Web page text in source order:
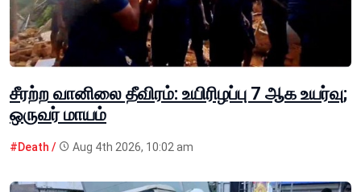
சீரற்ற வானிலை தீவிரம்: உயிரிழப்பு 7 ஆக உயர்வு;
ஒருவர் மாயம்
#Death / Aug 4th 2026, 10:02 am